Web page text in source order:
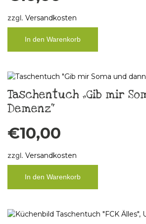
zzgl. Versandkosten
In den Warenkorb
Taschentuch „Gib mir
Demenz“
€10,00
zzgl. Versandkosten
In den Warenkorb